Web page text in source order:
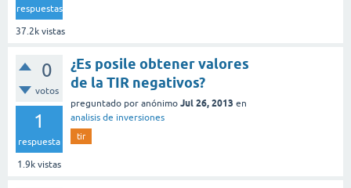
respuestas
37.2k vistas
0
votos
1
respuesta
1.9k vistas
¿Es posile obtener valores
de la TIR negativos?
preguntado por anónimo Jul 26, 2013 en
analisis de inversiones
tir